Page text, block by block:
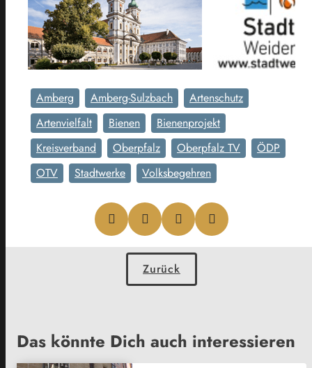
Amberg Amberg-Sulzbach
Artenschutz
Artenvielfalt
Bienen
Bienenprojekt
Kreisverband
Oberpfalz Oberpfalz TV
ÖDP
OTV
Stadtwerke Volksbegehren
Zurück
Das könnte Dich auch interessieren